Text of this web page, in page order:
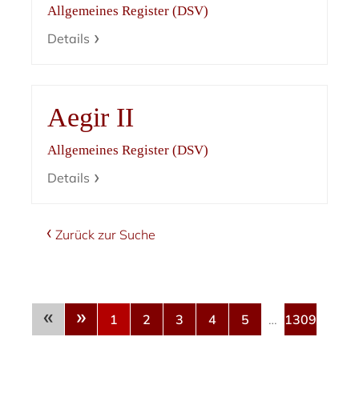
Allgemeines Register (DSV)
Details
Aegir II
Allgemeines Register (DSV)
Details
Zurück zur Suche
« » 1 2 3 4 5 … 1309